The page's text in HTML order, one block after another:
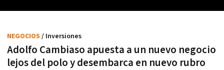
Adolfo Cambiaso apuesta a un nuevo negocio
lejos del polo y desembarca en nuevo rubro
NEGOCIOS / Inversiones